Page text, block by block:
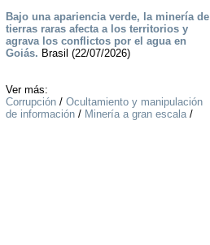
Bajo una apariencia verde, la minería de
tierras raras afecta a los territorios y
agrava los conflictos por el agua en
Goiás. Brasil (22/07/2026)
Ver más:
Corrupción/ Ocultamiento y manipulación
de información/ Minería a gran escala/